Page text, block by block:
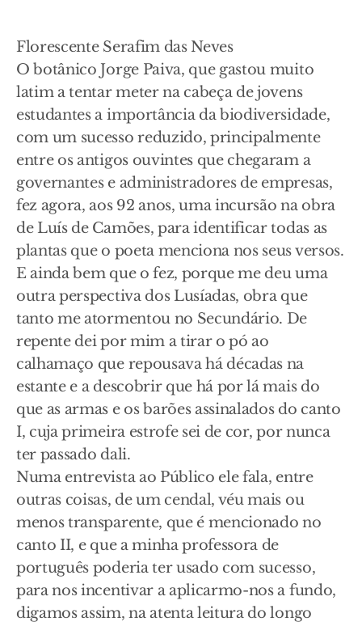
Florescente Serafim das Neves
O botânico Jorge Paiva, que gastou muito
latim a tentar meter na cabeça de jovens
estudantes a importância da biodiversidade,
com um sucesso reduzido, principalmente
entre os antigos ouvintes que chegaram a
governantes e administradores de empresas,
fez agora, aos 92 anos, uma incursão na obra
de Luís de Camões, para identificar todas as
plantas que o poeta menciona nos seus versos.
E ainda bem que o fez, porque me deu uma
outra perspectiva dos Lusíadas, obra que
tanto me atormentou no Secundário. De
repente dei por mim a tirar o pó ao
calhamaço que repousava há décadas na
estante e a descobrir que há por lá mais do
que as armas e os barões assinalados do canto
I, cuja primeira estrofe sei de cor, por nunca
ter passado dali.
Numa entrevista ao Público ele fala, entre
outras coisas, de um cendal, véu mais ou
menos transparente, que é mencionado no
canto II, e que a minha professora de
português poderia ter usado com sucesso,
para nos incentivar a aplicarmo-nos a fundo,
digamos assim, na atenta leitura do longo